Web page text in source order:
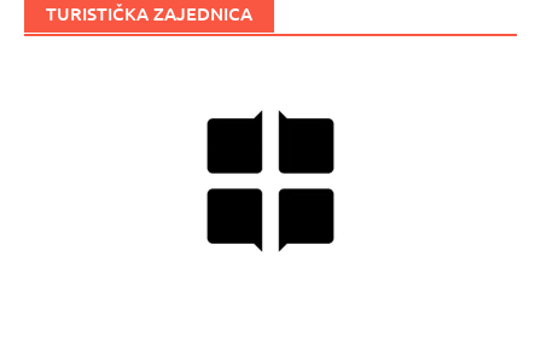
TURISTIČKA ZAJEDNICA